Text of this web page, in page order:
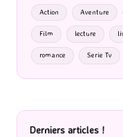
Action Aventure
Film lecture
romance Serie Tv
Derniers articles !